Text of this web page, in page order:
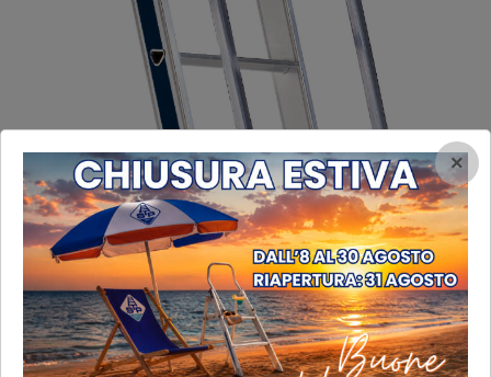
Optional Corrimano
Optional Corrimano
×